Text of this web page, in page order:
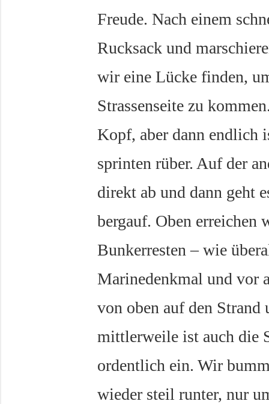
Freude. Nach einem
Rucksack und
wir eine Lücke finden,
Strassenseite zu
Kopf, aber dann endlich
sprinten rüber. Auf der
direkt ab und dann geht
bergauf. Oben erreichen
Bunkerresten – wie
Marinedenkmal und vor
von oben auf den Strand
mittlerweile ist auch die
ordentlich ein. Wir
wieder steil runter, nur